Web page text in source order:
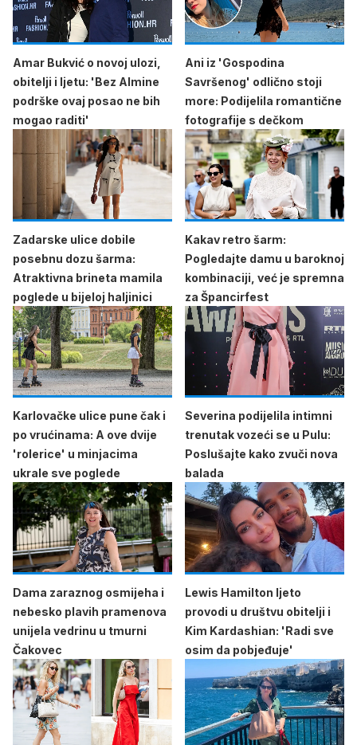
Amar Bukvić o novoj ulozi,
obitelji i ljetu: 'Bez Almine
podrške ovaj posao ne bih
mogao raditi'
Ani iz 'Gospodina
Savršenog' odlično stoji
more: Podijelila romantične
fotografije s dečkom
Zadarske ulice dobile
posebnu dozu šarma:
Atraktivna brineta mamila
poglede u bijeloj haljinici
Kakav retro šarm:
Pogledajte damu u baroknoj
kombinaciji, već je spremna
za Špancirfest
Karlovačke ulice pune čak i
po vrućinama: A ove dvije
'rolerice' u minjacima
ukrale sve poglede
Severina podijelila intimni
trenutak vozeći se u Pulu:
Poslušajte kako zvuči nova
balada
Dama zaraznog osmijeha i
nebesko plavih pramenova
unijela vedrinu u tmurni
Čakovec
Lewis Hamilton ljeto
provodi u društvu obitelji i
Kim Kardashian: 'Radi sve
osim da pobjeđuje'